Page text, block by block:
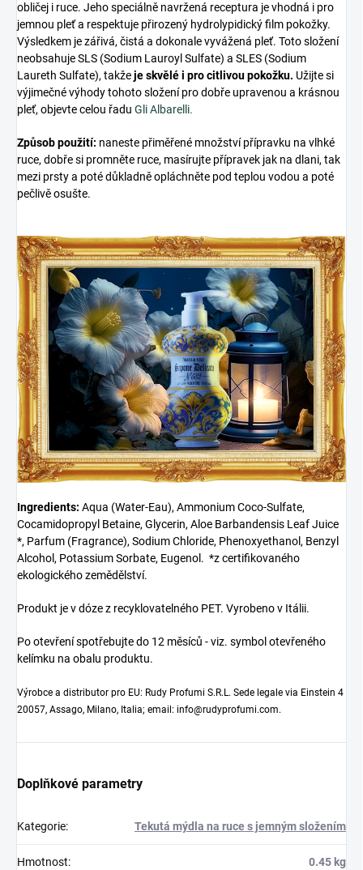
obličej i ruce. Jeho speciálně navržená receptura je vhodná i pro
jemnou pleť a respektuje přirozený hydrolypidický film pokožky.
Výsledkem je zářivá, čistá a dokonale vyvážená pleť. Toto složení
neobsahuje SLS (Sodium Lauroyl Sulfate) a SLES (Sodium
Laureth Sulfate), takžeje skvělé i pro citlivou pokožku. Užijte si
výjimečné výhody tohoto složení pro dobře upravenou a krásnou
pleť, objevte celou řadu Gli Albarelli.
Způsob použití: naneste přiměřené množství přípravku na vlhké
ruce, dobře si promněte ruce, masírujte přípravek jak na dlani, tak
mezi prsty a poté důkladně opláchněte pod teplou vodou a poté
pečlivě osušte.
Ingredients: Aqua (Water-Eau), Ammonium Coco-Sulfate,
Cocamidopropyl Betaine, Glycerin, Aloe Barbandensis Leaf Juice
*, Parfum (Fragrance), Sodium Chloride, Phenoxyethanol, Benzyl
Alcohol, Potassium Sorbate, Eugenol. *z certifikovaného
ekologického zemědělství.
Produkt je v dóze z recyklovatelného PET. Vyrobeno v Itálii.
Po otevření spotřebujte do 12 měsíců - viz. symbol otevřeného
kelímku na obalu produktu.
Výrobce a distributor pro EU: Rudy Profumi S.R.L. Sede legale via Einstein 4
20057, Assago, Milano, Italia; email: info@rudyprofumi.com.
Doplňkové parametry
Kategorie: Tekutá mýdla na ruce s jemným složením
Hmotnost: 0.45 kg